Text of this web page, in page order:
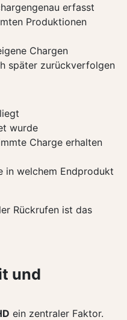
erfasst
Produktionen
Chargen
später zurückverfolgen
wurde
Charge erhalten
in welchem Endprodukt
Rückrufen ist das
und
ein zentraler Faktor.